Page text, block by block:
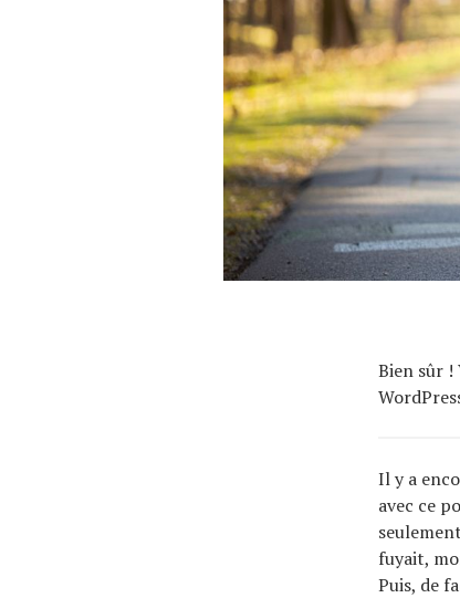
Bien sûr
Il y a
avec ce
fuyait,
Puis, de